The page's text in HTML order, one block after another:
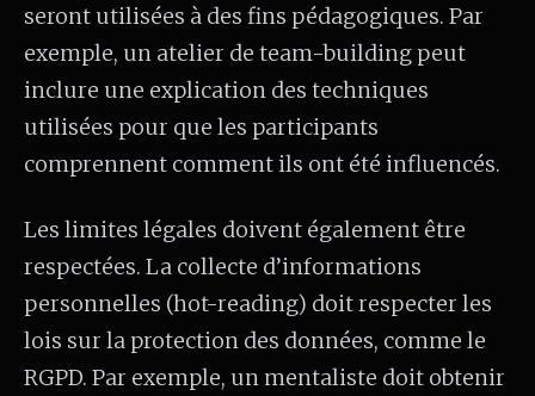
seront utilisées à des fins pédagogiques. Par
exemple, un atelier de team-building peut
inclure une explication des techniques
utilisées pour que les participants
comprennent comment ils ont été influencés.
Les limites légales doivent également être
respectées. La collecte d’informations
personnelles (hot-reading) doit respecter les
lois sur la protection des données, comme le
RGPD. Par exemple, un mentaliste doit obtenir